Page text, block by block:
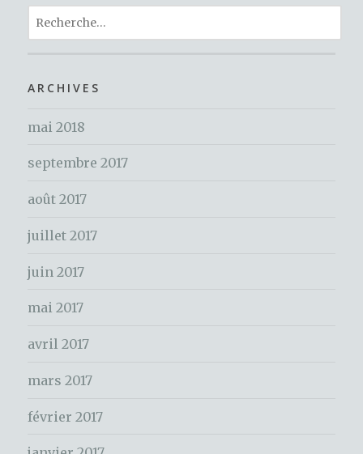
b
o
k
r
R
e
h
r
e
:
ARCHIVES
mai 2018
septembre 2017
août 2017
juillet 2017
juin 2017
mai 2017
avril 2017
mars 2017
février 2017